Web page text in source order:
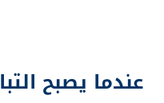
عندما يصبح